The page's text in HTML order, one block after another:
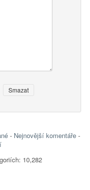
- Nejnovější komentáře-
10,282